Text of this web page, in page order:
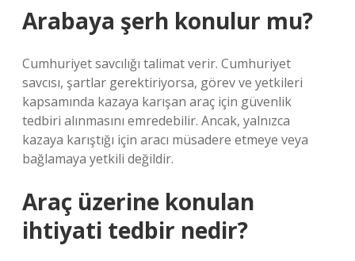
Arabaya şerh konulur mu?
Cumhuriyet savcılığı talimat verir. Cumhuriyet
savcısı, şartlar gerektiriyorsa, görev ve yetkileri
kapsamında kazaya karışan araç için güvenlik
tedbiri alınmasını emredebilir. Ancak, yalnızca
kazaya karıştığı için aracı müsadere etmeye veya
bağlamaya yetkili değildir.
Araç üzerine konulan
ihtiyati tedbir nedir?